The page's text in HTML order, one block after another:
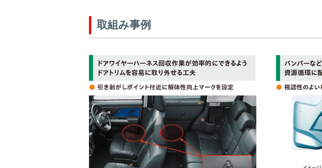
取組み事例